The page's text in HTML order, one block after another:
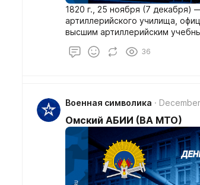
1820 г., 25 ноября (7 декабря)
артиллерийского училища,
высшим артиллерийским
генерал-фельдцейхмейстера
отмечается День части.
36
Военная символика
Омский АБИИ (ВА МТО)